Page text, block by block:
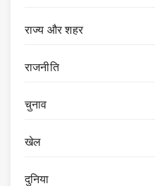
राज्य और शहर
राजनीति
चुनाव
खेल
दुनिया